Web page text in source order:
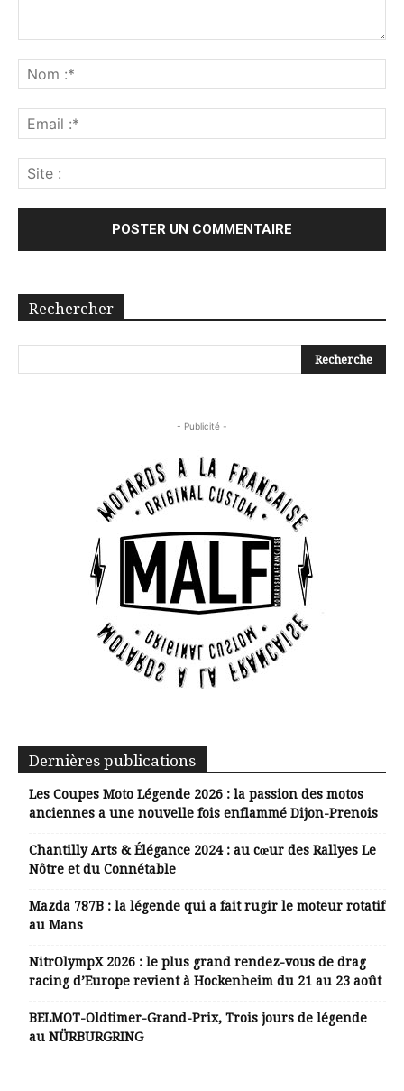
Rechercher
- Publicité -
Dernières publications
Les Coupes Moto Légende 2026 : la passion des motos
anciennes a une nouvelle fois enflammé Dijon-Prenois
Chantilly Arts & Élégance 2024 : au cœur des Rallyes Le
Nôtre et du Connétable
Mazda 787B : la légende qui a fait rugir le moteur rotatif
au Mans
NitrOlympX 2026 : le plus grand rendez-vous de drag
racing d’Europe revient à Hockenheim du 21 au 23 août
BELMOT-Oldtimer-Grand-Prix, Trois jours de légende
au NÜRBURGRING